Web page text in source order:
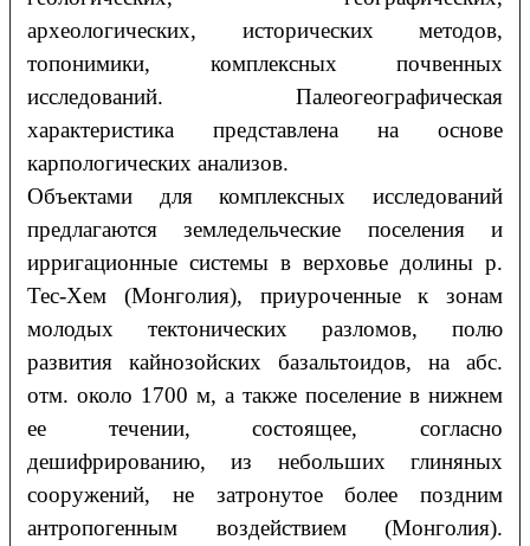
археологических, исторических методов,
топонимики, комплексных почвенных
исследований. Палеогеографическая
характеристика представлена на основе
карпологических анализов.
Объектами для комплексных исследований
предлагаются земледельческие поселения и
ирригационные системы в верховье долины р.
Тес-Хем (Монголия), приуроченные к зонам
молодых тектонических разломов, полю
развития кайнозойских базальтоидов, на абс.
отм. около 1700 м, а также поселение в нижнем
ее течении, состоящее, согласно
дешифрированию, из небольших глиняных
сооружений, не затронутое более поздним
антропогенным воздействием (Монголия).